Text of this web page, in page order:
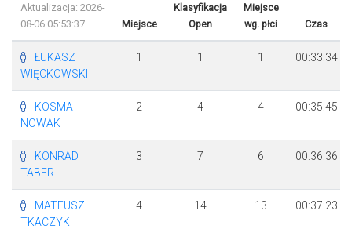
Aktualizacja: 2026-
08-06 05:53:37
Miejsce
Klasyfikacja
Open
Miejsce
wg. płci
Czas
ŁUKASZ
WIĘCKOWSKI
1 1 1 00:33:34
KOSMA
NOWAK
2 4 4 00:35:45
KONRAD
TABER
3 7 6 00:36:36
MATEUSZ
TKACZYK
4 14 13 00:37:23